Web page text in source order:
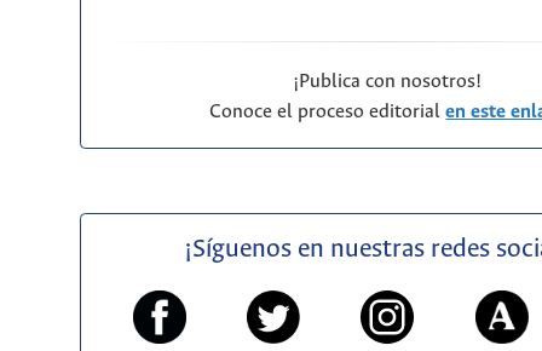
¡Publica con nosotros!
Conoce el proceso editorialen este
¡Síguenos en nuestras redes